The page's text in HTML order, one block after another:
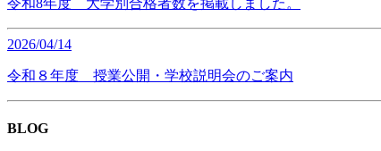
令和8年度 大学別合格者数を掲載しました。
2026/04/14
令和８年度 授業公開・学校説明会のご案内
BLOG